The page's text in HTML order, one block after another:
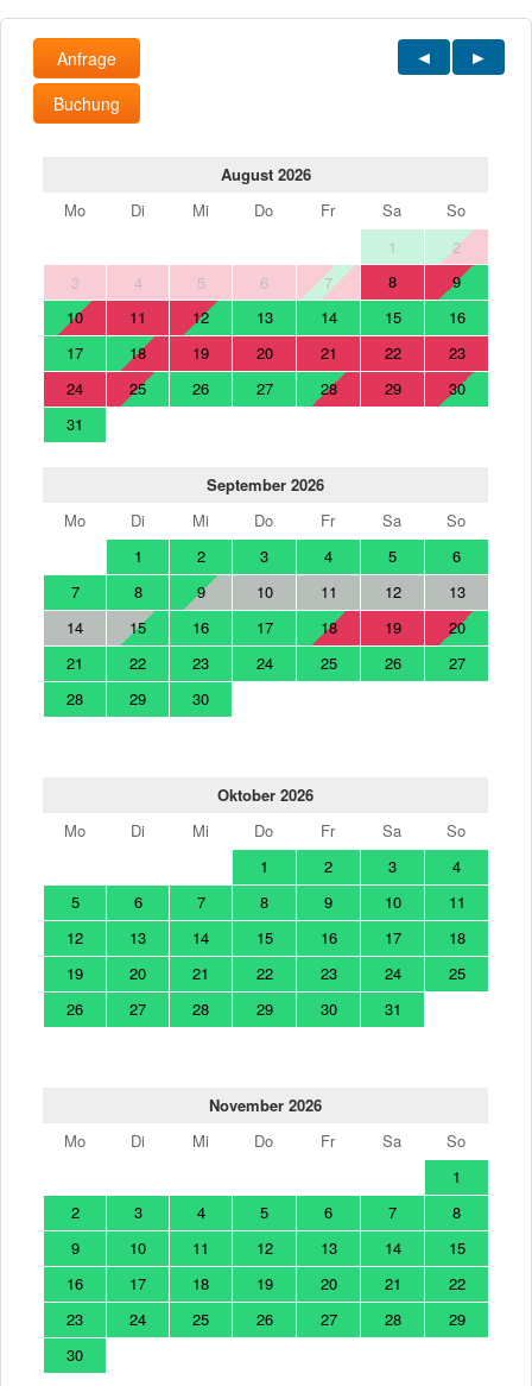
Anfrage
Buchung
August 2026
Mo
Di Mi Do Fr Sa
So
1
2
3
4 5 6 7 8
9
10
11 12 13 14 15
16
17
18 19 20 21 22
23
24
25 26 27 28 29
30
31
September 2026
Mo
Di Mi Do Fr Sa
So
1
2 3 4 5
6
7
8 9 10 11 12
13
14
15 16 17 18 19
20
21
22 23 24 25 26
27
28
29 30
Oktober 2026
Mo
Di Mi Do Fr Sa
So
1
2 3
4
5
6 7 8 9 10
11
12
13 14 15 16 17
18
19
20 21 22 23 24
25
26
27 28 29 30 31
November 2026
Mo
Di Mi Do Fr Sa
So
1
2
3 4 5 6 7
8
9
10 11 12 13 14
15
16
17 18 19 20 21
22
23
24 25 26 27 28
29
30